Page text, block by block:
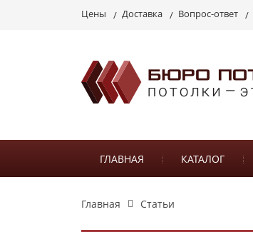
Цены Доставка Вопрос-ответ
ГЛАВНАЯ КАТАЛОГ
Главная Статьи